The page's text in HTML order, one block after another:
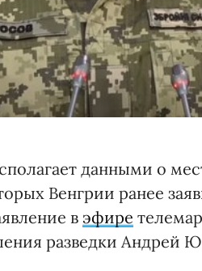
данными о
Венгрии ранее
в эфире
разведки Андрей